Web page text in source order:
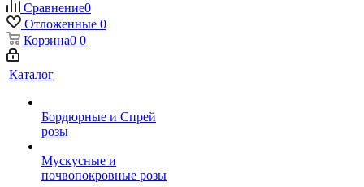
Сравнение0
Отложенные 0
Корзина0 0
Каталог
Бордюрные и Спрей
розы
Мускусные и
почвопокровные розы